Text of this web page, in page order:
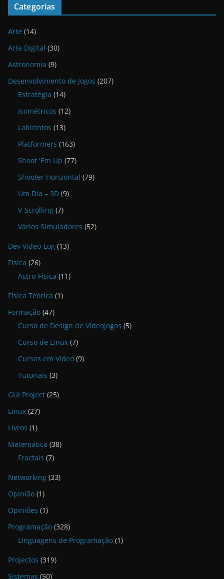
Categorias
Arte (14)
Arte Digital (30)
Astronomia (9)
Desenvolvimento de Jogos (207)
Estratégia (14)
Isométricos (12)
Labirintos (13)
Platformers (163)
Shoot 'Em Up (77)
Shooter Horizontal (79)
Um Dia – 3D (9)
V-Scrolling (7)
Vários Simuladores (52)
Dev Video-Log (13)
Física (26)
Astro-Física (11)
Física Teórica (1)
Formação (47)
Curso de Design de VideoJogos (5)
Curso de Linux (7)
Cursos em Vídeo (9)
Tutoriais (3)
GUI Project (25)
Linux (27)
Livros (1)
Matemática (38)
Fractais (7)
Networking (33)
Opinião (1)
Opiniões (1)
Programação (328)
Linguagens de Programação (1)
Projectos (319)
Sistemas (50)